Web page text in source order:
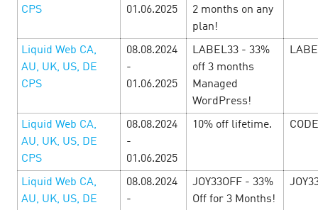
Черная Пятница Cityads! Больше
скидок — больше прибыли с e-
commerce офферами!
1 November’24
Пришло время сумасшедших дней шоппинга, а значит
сумасшедших условий для заработка! Офферы с
повышенными ставками, уникальные промокоды и
бонусы от рекламодателей! Смотрите подборку офферов
к…
LEARN MORE
CPS
01.06.2025
2 months on any
plan!
Liquid Web CA,
AU, UK, US, DE
CPS
08.08.2024
-
01.06.2025
LABEL33 - 33%
off 3 months
Managed
WordPress!
Liquid Web CA,
AU, UK, US, DE
CPS
08.08.2024
-
01.06.2025
10% off lifetime.
Liquid Web CA,
AU, UK, US, DE
08.08.2024
-
JOY33OFF - 33%
Off for 3 Months!